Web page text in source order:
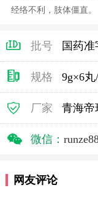
经络不利，肢体僵直。
批号 国药准
规格 9g×6丸
厂家 青海帝
微信：
网友评论